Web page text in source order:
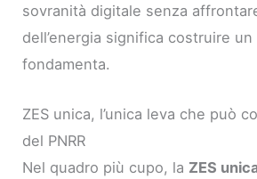
sovranità digitale senza
dell’energia significa costruire
fondamenta.
ZES unica, l’unica leva che può
del PNRR
Nel quadro più cupo, la ZES